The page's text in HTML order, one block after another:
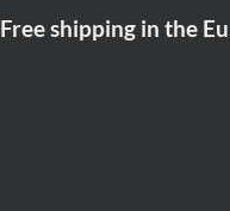
Free shipping in the